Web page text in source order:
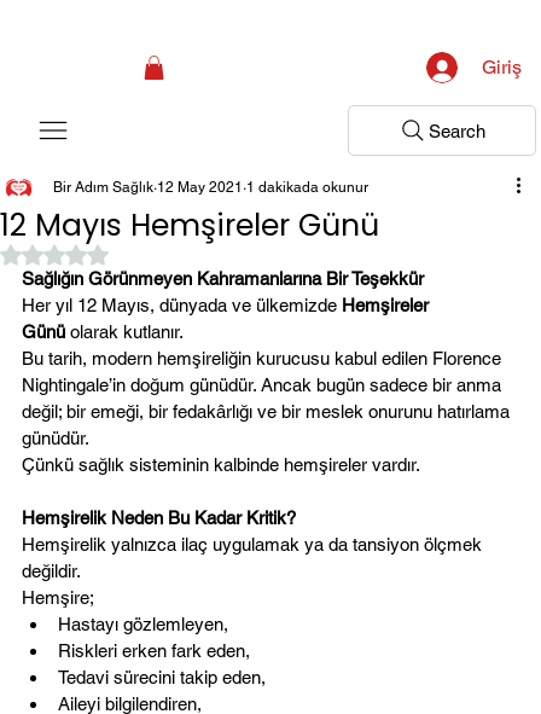
Giriş
Search
12 Mayıs Hemşireler Günü
Bir Adım Sağlık 12 May 2021 1 dakikada okunur
5 üzerinden NaN yıldız
Sağlığın Görünmeyen Kahramanlarına Bir Teşekkür
Her yıl 12 Mayıs, dünyada ve ülkemizde Hemşireler
Günü olarak kutlanır.
Bu tarih, modern hemşireliğin kurucusu kabul edilen Florence
Nightingale’in doğum günüdür. Ancak bugün sadece bir anma
değil; bir emeği, bir fedakârlığı ve bir meslek onurunu hatırlama
günüdür.
Çünkü sağlık sisteminin kalbinde hemşireler vardır.
Hemşirelik Neden Bu Kadar Kritik?
Hemşirelik yalnızca ilaç uygulamak ya da tansiyon ölçmek
değildir.
Hemşire;
Hastayı gözlemleyen,
Riskleri erken fark eden,
Tedavi sürecini takip eden,
Aileyi bilgilendiren,